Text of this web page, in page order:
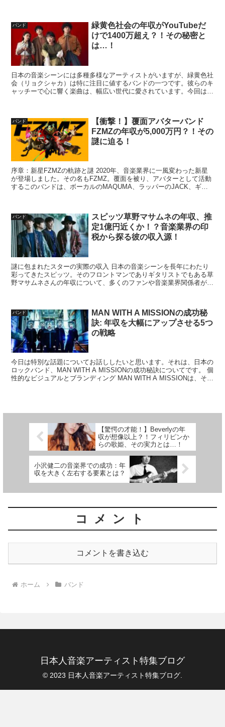
バンド
緑黄色社会の年収がYouTubeだ
けで1400万超え？！その秘密と
は…！
日本の音楽シーンには多種多様なアーティストがいますが、緑黄色社
会（リョクシャカ）は特に注目に値するバンドの一つです。彼らのキ
ャッチーで心に響く楽曲は、幅広い世代に愛されています。今回は彼
バンド
【衝撃！】覆面アバターバンド
FZMZの年収が5,000万円？！その
謎に迫る！
序章：新星FZMZの軌跡と謎 2020年、音楽業界に一風変わった新星
が登場しました。その名もFZMZ。覆面を被り、アバターとして活動
するこのバンドは、ボーカルのMAQUMA、ラッパーのJACK、ギタ
バンド
スピッツ草野マサムネの年収、推
定1億円近くか！？音楽業界の印
税から探る彼の収入源！
謎に包まれたスターの実際の収入 日本の音楽シーンを長年にわたり
彩ってきたスピッツ。そのフロントマンでありギタリストでもある草
野マサムネさんの年収について、多くのファンや音楽業界関係者が興
バンド
MAN WITH A MISSIONの成功秘
訣: 年収を大幅にアップさせる5つ
の戦略
今日は特別な話題についてお話ししたいと思います。それは、日本の
ロックバンド、MAN WITH A MISSIONの成功秘訣についてです。 個
性的なビジュアルとブランディング MAN WITH A MISSIONは、その
【驚愕の才能！】Beverlyの年
収が想像以上？！フィリピンか
らの歌姫、その実力とは…！
小沢健二の音楽界での成功：年
収を大きく左右する要素とは？
コメント
コメントを書き込む
ホーム バンド
日本人音楽アーティスト特集ブログ
© 2023 日本人音楽アーティスト特集ブログ.